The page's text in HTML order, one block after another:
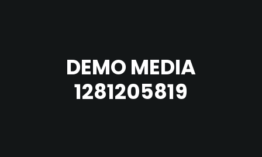
DEMO MEDIA
1281205819